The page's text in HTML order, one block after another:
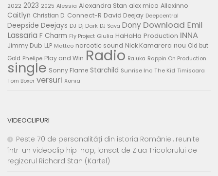
2022 2023 2025 Alessia Alexandra Stan alex mica Allexinno
Caitlyn Christian D. Connect-R David Deejay Deepcentral
Deepside Deejays DJ Dj Dark DJ Sava Dony Download Emil
Lassaria F Charm Fly Project Giulia HaHaHa Production INNA
Jimmy Dub LLP Matteo narcotic sound Nick Kamarera nou Old but
Gold Phelipe Play and Win Radio Raluka Rappin On Production
single Sonny Flame Starchild Sunrise Inc The Kid Timisoara
Tom Boxer versuri Xonia
VIDEOCLIPURI
Peste 70 de personalități din istoria României, reunite
într-un videoclip hip-hop, lansat de Ziua Tricolorului de
regizorul Richard Stan (Kartel)